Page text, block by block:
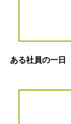
ある社員の一日